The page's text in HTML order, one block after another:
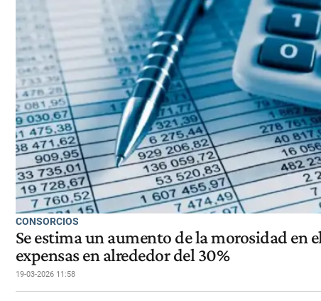
CONSORCIOS
Se estima un aumento de la morosidad en
expensas en alrededor del 30%
19-03-2026 11:58